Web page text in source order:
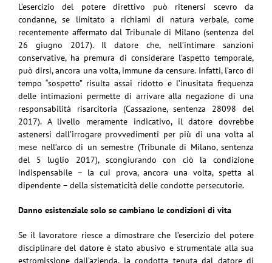
L’esercizio del potere direttivo può ritenersi scevro da
condanne, se limitato a richiami di natura verbale, come
recentemente affermato dal Tribunale di Milano (sentenza del
26 giugno 2017). Il datore che, nell’intimare sanzioni
conservative, ha premura di considerare l’aspetto temporale,
può dirsi, ancora una volta, immune da censure. Infatti, l’arco di
tempo “sospetto” risulta assai ridotto e l’inusitata frequenza
delle intimazioni permette di arrivare alla negazione di una
responsabilità risarcitoria (Cassazione, sentenza 28098 del
2017). A livello meramente indicativo, il datore dovrebbe
astenersi dall’irrogare provvedimenti per più di una volta al
mese nell’arco di un semestre (Tribunale di Milano, sentenza
del 5 luglio 2017), scongiurando con ciò la condizione
indispensabile – la cui prova, ancora una volta, spetta al
dipendente – della sistematicità delle condotte persecutorie.
Danno esistenziale solo se cambiano le condizioni di vita
Se il lavoratore riesce a dimostrare che l’esercizio del potere
disciplinare del datore è stato abusivo e strumentale alla sua
estromissione dall’azienda, la condotta tenuta dal datore di